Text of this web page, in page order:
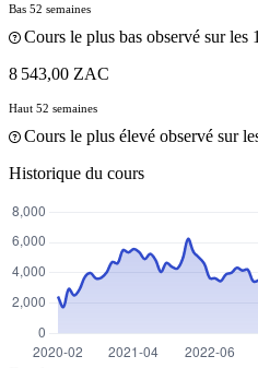
Bas 52 semaines
Cours le plus bas observé sur les
8 543,00 ZAC
Haut 52 semaines
Cours le plus élevé observé sur
Historique du cours